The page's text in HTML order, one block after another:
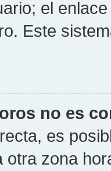
el
Este
no es
es
otra zona